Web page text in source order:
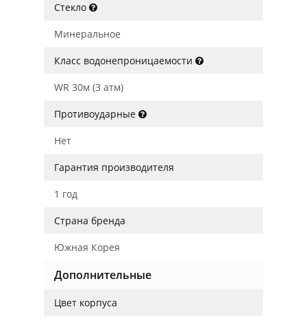
Стекло
Минеральное
Класс водонепроницаемости
WR 30м (3 атм)
Противоударные
Нет
Гарантия производителя
1 год
Страна бренда
Южная Корея
Дополнительные
Цвет корпуса